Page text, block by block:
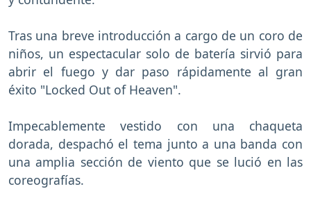
Tras una breve introducción a cargo de un coro de
niños, un espectacular solo de batería sirvió para
abrir el fuego y dar paso rápidamente al gran
éxito "Locked Out of Heaven".
Impecablemente vestido con una chaqueta
dorada, despachó el tema junto a una banda con
una amplia sección de viento que se lució en las
coreografías.